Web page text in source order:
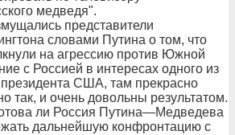
медведя".
представители
словами Путина о том, что
на агрессию против Южной
с Россией в интересах одного из
президента США, там прекрасно
так, и очень довольны результатом.
ли Россия Путина—Медведева
дальнейшую конфронтацию с